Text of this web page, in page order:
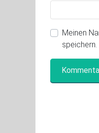
Meinen
speichern.